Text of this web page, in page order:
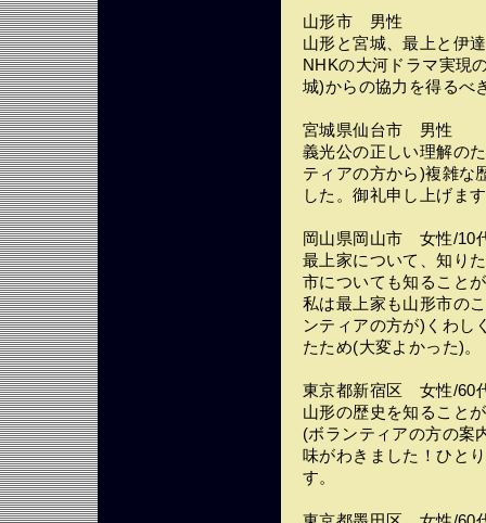
山形市 男性
山形と宮城、最上と伊
NHKの大河ドラマ実現
城)からの協力を得るべ
宮城県仙台市 男性
義光公の正しい理解の
ティアの方から)複雑な
した。御礼申し上げま
岡山県岡山市 女性/10
最上家について、知り
市についても知ること
私は最上家も山形市の
ンティアの方が)くわし
たため(大変よかった)。
東京都新宿区 女性/60
山形の歴史を知ること
(ボランティアの方の案
味がわきました！ひと
す。